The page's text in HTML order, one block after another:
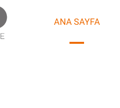
ANA SAYFA